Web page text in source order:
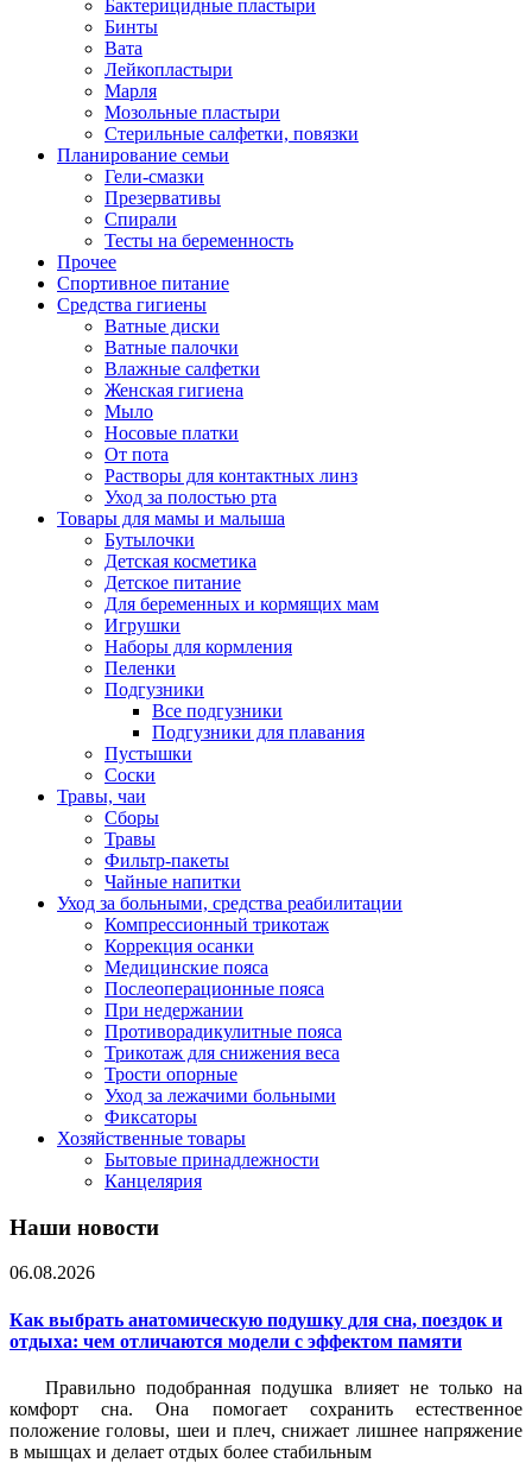
Бактерицидные пластыри
Бинты
Вата
Лейкопластыри
Марля
Мозольные пластыри
Стерильные салфетки, повязки
Планирование семьи
Гели-смазки
Презервативы
Спирали
Тесты на беременность
Прочее
Спортивное питание
Средства гигиены
Ватные диски
Ватные палочки
Влажные салфетки
Женская гигиена
Мыло
Носовые платки
От пота
Растворы для контактных линз
Уход за полостью рта
Товары для мамы и малыша
Бутылочки
Детская косметика
Детское питание
Для беременных и кормящих мам
Игрушки
Наборы для кормления
Пеленки
Подгузники
Все подгузники
Подгузники для плавания
Пустышки
Соски
Травы, чаи
Сборы
Травы
Фильтр-пакеты
Чайные напитки
Уход за больными, средства реабилитации
Компрессионный трикотаж
Коррекция осанки
Медицинские пояса
Послеоперационные пояса
При недержании
Противорадикулитные пояса
Трикотаж для снижения веса
Трости опорные
Уход за лежачими больными
Фиксаторы
Хозяйственные товары
Бытовые принадлежности
Канцелярия
Наши новости
06.08.2026
Как выбрать анатомическую подушку для сна, поездок и
отдыха: чем отличаются модели с эффектом памяти
Правильно подобранная подушка влияет не только на
комфорт сна. Она помогает сохранить естественное
положение головы, шеи и плеч, снижает лишнее напряжение
в мышцах и делает отдых более стабильным